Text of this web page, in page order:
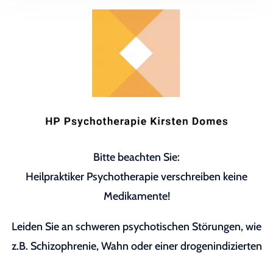
Bitte beachten Sie:
Heilpraktiker Psychotherapie verschreiben keine
Medikamente!
Leiden Sie an schweren psychotischen Störungen, wie
z.B. Schizophrenie, Wahn oder einer drogenindizierten